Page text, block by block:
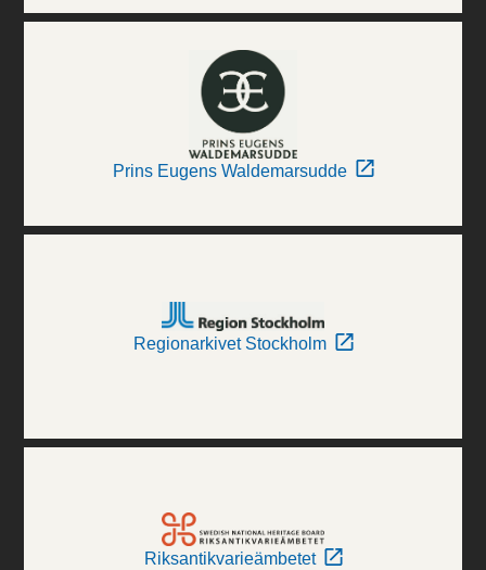
Prins Eugens Waldemarsudde
Regionarkivet Stockholm
Riksantikvarieämbetet